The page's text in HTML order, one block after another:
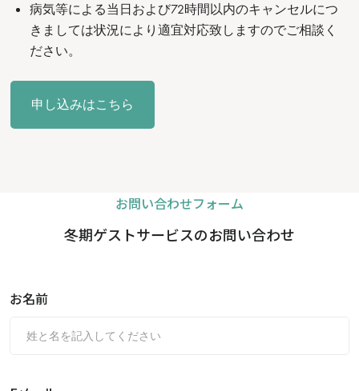
病気等による当日および72時間以内のキャンセルにつ
きましては状況により適宜対応致しますのでご相談く
ださい。
申し込みはこちら
お問い合わせフォーム
冬期ゲストサービスのお問い合わせ
お名前